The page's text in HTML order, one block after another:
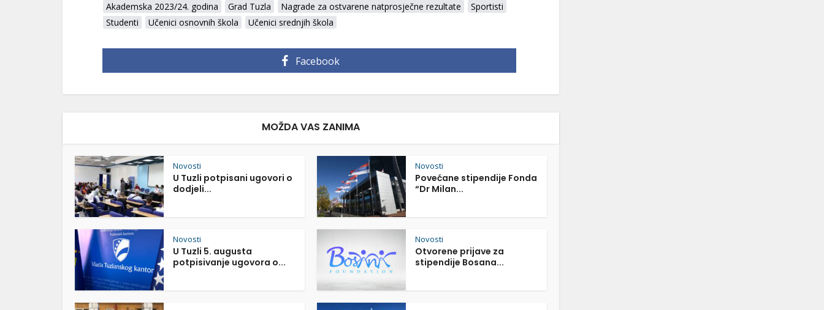
Akademska 2023/24. godina Grad Tuzla Nagrade za ostvarene natprosječne rezultate
Sportisti
Studenti
Učenici osnovnih škola Učenici srednjih škola
Facebook
MOŽDA VAS ZANIMA
Novosti
U Tuzli potpisani ugovori o
dodjeli...
Novosti
Povećane stipendije Fonda
“Dr Milan...
Novosti
U Tuzli 5. augusta
potpisivanje ugovora o...
Novosti
Otvorene prijave za
stipendije Bosana...